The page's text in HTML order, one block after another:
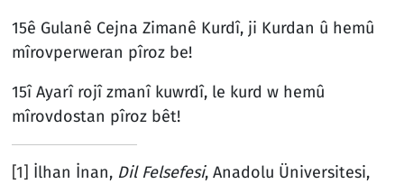
15ê Gulanê Cejna Zimanê Kurdî, ji Kurdan û hemû
mîrovperweran pîroz be!
15î Ayarî rojî zmanî kuwrdî, le kurd w hemû
mîrovdostan pîroz bêt!
[1] İlhan İnan, Dil Felsefesi, Anadolu Üniversitesi,